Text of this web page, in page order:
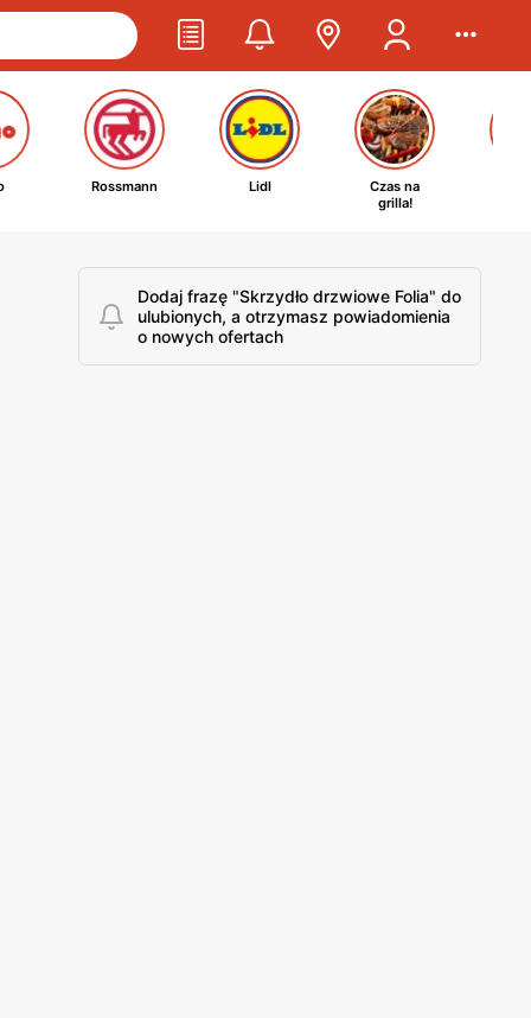
Rossmann Lidl
Czas na
grilla!
Dodaj frazę "Skrzydło drzwiowe Folia" do
ulubionych, a otrzymasz powiadomienia
o nowych ofertach